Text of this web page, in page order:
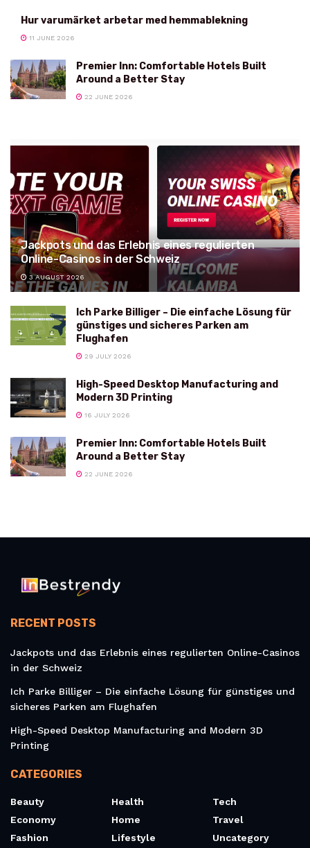
Hur varumärket arbetar med hemmablekning
11 JUNE 2026
Premier Inn: Comfortable Hotels Built
Around a Better Stay
22 JUNE 2026
Jackpots und das Erlebnis eines regulierten
Online-Casinos in der Schweiz
3 AUGUST 2026
Ich Parke Billiger – Die einfache Lösung für
günstiges und sicheres Parken am
Flughafen
29 JULY 2026
High-Speed Desktop Manufacturing and
Modern 3D Printing
16 JULY 2026
Premier Inn: Comfortable Hotels Built
Around a Better Stay
22 JUNE 2026
RECENT POSTS
Jackpots und das Erlebnis eines regulierten Online-Casinos
in der Schweiz
Ich Parke Billiger – Die einfache Lösung für günstiges und
sicheres Parken am Flughafen
High-Speed Desktop Manufacturing and Modern 3D
Printing
CATEGORIES
Beauty
Economy
Fashion
Health
Home
Lifestyle
Tech
Travel
Uncategory